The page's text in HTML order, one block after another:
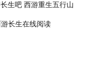
生吧 西游重生五行山
长生在线阅读